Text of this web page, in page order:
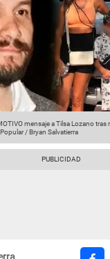
mensaje a Tilsa Lozano tras
/ Bryan Salvatierra